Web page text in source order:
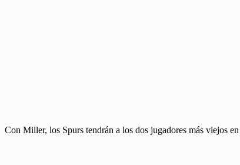
Con Miller, los Spurs tendrán a los dos jugadores más viejos